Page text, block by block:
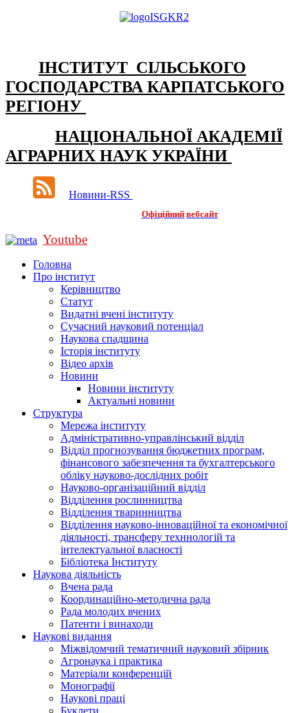
ІНСТИТУТ СІЛЬСЬКОГО
ГОСПОДАРСТВА КАРПАТСЬКОГО
РЕГІОНУ
НАЦІОНАЛЬНОЇ АКАДЕМІЇ
АГРАРНИХ НАУК УКРАЇНИ
Новини-RSS
Офіційний вебсайт
Youtube
Головна
Про інститут
Керівництво
Статут
Видатні вчені інституту
Сучасний науковий потенціал
Наукова спадщина
Історія інституту
Відео архів
Новини
Новини інституту
Актуальні новини
Структура
Мережа інституту
Адміністративно-управлінський відділ
Відділ прогнозування бюджетних програм,
фінансового забезпечення та бухгалтерського
обліку науково-дослідних робіт
Науково-організаційний відділ
Відділення рослинництва
Відділення тваринництва
Відділення науково-інноваційної та економічної
діяльності, трансферу техннологій та
інтелектуальної власності
Бібліотека Інституту
Наукова діяльність
Вчена рада
Координаційно-методична рада
Рада молодих вчених
Патенти і винаходи
Наукові видання
Міжвідомчий тематичний науковий збірник
Агронаука і практика
Матеріали конференцій
Монографії
Наукові праці
Буклети